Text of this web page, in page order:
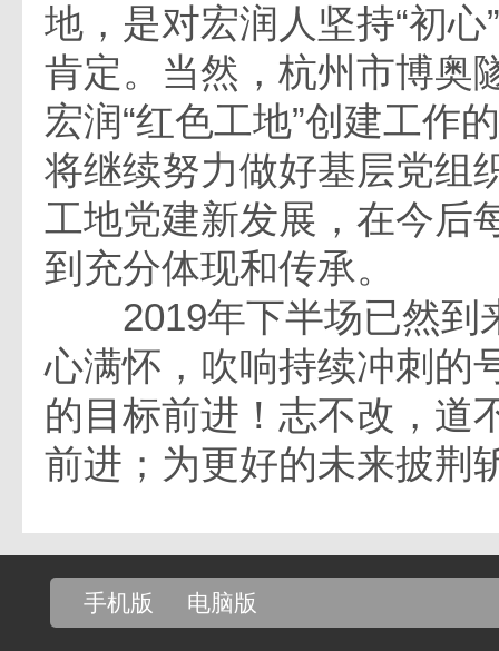
地，是对宏润人坚持“初心
肯定。当然，杭州市博奥
宏润“红色工地”创建工作
将继续努力做好基层党组
工地党建新发展，在今后
到充分体现和传承。
2019年下半场已然到
心满怀，吹响持续冲刺的
的目标前进！志不改，道
前进；为更好的未来披荆
手机版 电脑版